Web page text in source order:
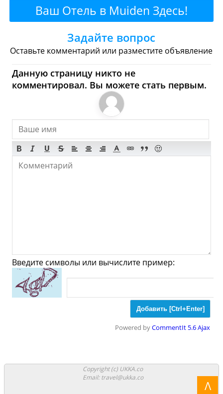
Булочные
Супермаркеты
Торговые Центры
Muiden - Где купить?
Магазины, Шоппинг
Продукты
Булочные
Супермаркеты
Мода
Одежда
Обувь
Музеи Галлереи
Церкви
Синагоги
Мечети
Храмы
Казино
Боулинг
Аквариумы Зоопарки
Ваш Отель в Muiden Здесь!
Задайте вопрос
Оставьте комментарий или разместите объявление
Данную страницу никто не
комментировал. Вы можете стать первым.
Введите символы или вычислите пример:
Powered byCommentIt 5.6 Ajax
Copyright (c) UKKA.co
Email: travel@ukka.co
Λ